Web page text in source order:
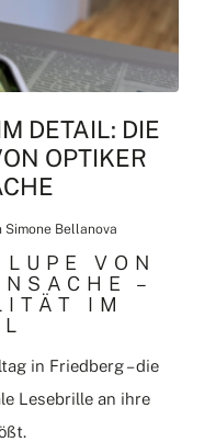
DETAIL: DIE
OPTIKER
Simone Bellanova
VON
–
IM
in Friedberg – die
Lesebrille an ihre